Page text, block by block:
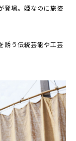
登場。姫なのに旅姿
誘う伝統芸能や工芸